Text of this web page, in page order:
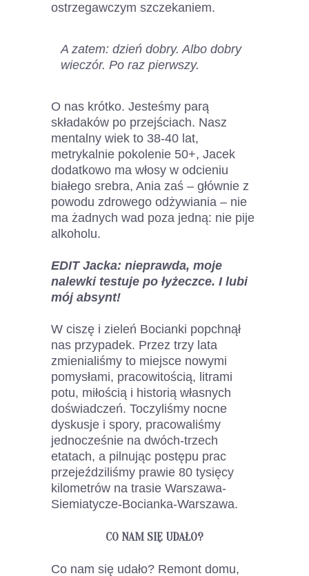
ostrzegawczym szczekaniem.
A zatem: dzień dobry. Albo dobry
wieczór. Po raz pierwszy.
O nas krótko. Jesteśmy parą
składaków po przejściach. Nasz
mentalny wiek to 38-40 lat,
metrykalnie pokolenie 50+, Jacek
dodatkowo ma włosy w odcieniu
białego srebra, Ania zaś – głównie z
powodu zdrowego odżywiania – nie
ma żadnych wad poza jedną: nie pije
alkoholu.
EDIT Jacka: nieprawda, moje
nalewki testuje po łyżeczce. I lubi
mój absynt!
W ciszę i zieleń Bocianki popchnął
nas przypadek. Przez trzy lata
zmienialiśmy to miejsce nowymi
pomysłami, pracowitością, litrami
potu, miłością i historią własnych
doświadczeń. Toczyliśmy nocne
dyskusje i spory, pracowaliśmy
jednocześnie na dwóch-trzech
etatach, a pilnując postępu prac
przejeździliśmy prawie 80 tysięcy
kilometrów na trasie Warszawa-
Siemiatycze-Bocianka-Warszawa.
CO NAM SIĘ UDAŁO?
Co nam się udało? Remont domu,